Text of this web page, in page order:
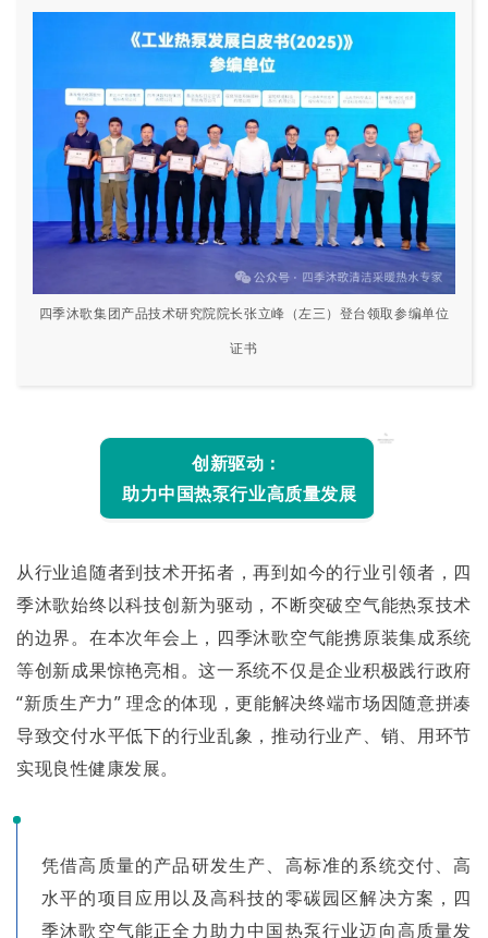
四季沐歌集团产品技术研究院院长张立峰（左三）登台领取参编单位
证书
创新驱动：
助力中国热泵行业高质量发展
从行业追随者到技术开拓者，再到如今的行业引领者，四
季沐歌始终以科技创新为驱动，不断突破空气能热泵技术
的边界。在本次年会上，四季沐歌空气能携原装集成系统
等创新成果惊艳亮相。这一系统不仅是企业积极践行政府
“新质生产力” 理念的体现，更能解决终端市场因随意拼凑
导致交付水平低下的行业乱象，推动行业产、销、用环节
实现良性健康发展。
凭借高质量的产品研发生产、高标准的系统交付、高
水平的项目应用以及高科技的零碳园区解决方案，四
季沐歌空气能正全力助力中国热泵行业迈向高质量发